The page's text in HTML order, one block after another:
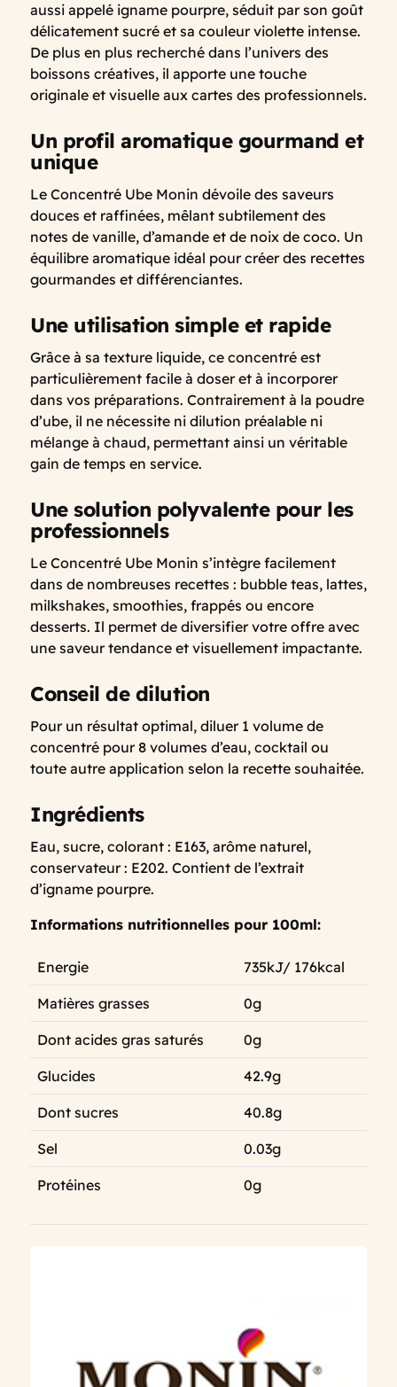
aussi appelé igname pourpre, séduit par son goût
délicatement sucré et sa couleur violette intense.
De plus en plus recherché dans l’univers des
boissons créatives, il apporte une touche
originale et visuelle aux cartes des professionnels.
Un profil aromatique gourmand et
unique
Le Concentré Ube Monin dévoile des saveurs
douces et raffinées, mêlant subtilement des
notes de vanille, d’amande et de noix de coco. Un
équilibre aromatique idéal pour créer des recettes
gourmandes et différenciantes.
Une utilisation simple et rapide
Grâce à sa texture liquide, ce concentré est
particulièrement facile à doser et à incorporer
dans vos préparations. Contrairement à la poudre
d’ube, il ne nécessite ni dilution préalable ni
mélange à chaud, permettant ainsi un véritable
gain de temps en service.
Une solution polyvalente pour les
professionnels
Le Concentré Ube Monin s’intègre facilement
dans de nombreuses recettes : bubble teas, lattes,
milkshakes, smoothies, frappés ou encore
desserts. Il permet de diversifier votre offre avec
une saveur tendance et visuellement impactante.
Conseil de dilution
Pour un résultat optimal, diluer 1 volume de
concentré pour 8 volumes d’eau, cocktail ou
toute autre application selon la recette souhaitée.
Ingrédients
Eau, sucre, colorant : E163, arôme naturel,
conservateur : E202. Contient de l’extrait
d’igname pourpre.
Informations nutritionnelles pour 100ml:
Energie 735kJ/ 176kcal
Matières grasses 0g
Dont acides gras saturés 0g
Glucides 42.9g
Dont sucres 40.8g
Sel 0.03g
Protéines 0g